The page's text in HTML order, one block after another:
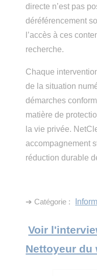
directe n’est pas
déréférencement
l’accès à ces
recherche.
Chaque
de la situation
démarches
matière de
la vie privée.
accompagnement
réduction durable
➔ Catégorie :
Voir
Nettoyeur du